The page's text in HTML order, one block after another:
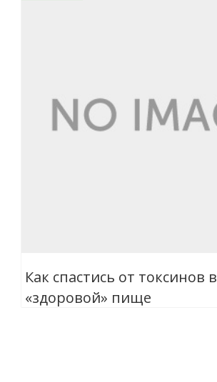
Как спастись от токсинов в
«здоровой» пище